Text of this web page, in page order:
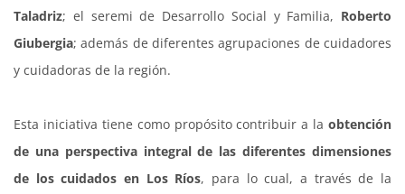
Taladriz; el seremi de Desarrollo Social y Familia, Roberto
Giubergia; además de diferentes agrupaciones de cuidadores
y cuidadoras de la región.
Esta iniciativa tiene como propósito contribuir a la obtención
de una perspectiva integral de las diferentes dimensiones
de los cuidados en Los Ríos, para lo cual, a través de la